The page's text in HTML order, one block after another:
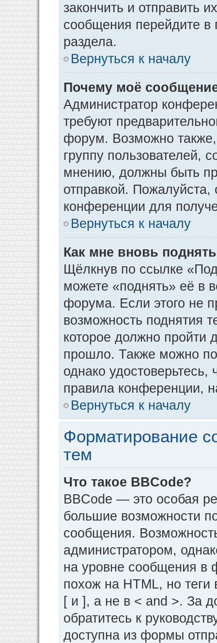
закончить и отправить
сообщения перейдите в
раздела.
Вернуться к началу
Почему моё
Администратор
требуют
форум. Возможно
группу пользователей,
мнению, должны быть
отправкой.
конференции для
Вернуться к началу
Как мне вновь
Щёлкнув по ссылке
можете «поднять» её в
форума. Если этого не
возможность поднятия
которое должно пройти
прошло. Также можно
однако
правила конференции,
Вернуться к началу
Форматирование
тем
Что такое BBCode?
BBCode — это особая
большие возможности
сообщения.
администратором,
на уровне сообщения в
похож на HTML, но теги
[ и ], а не в < and >. За
обратитесь к
доступна из формы